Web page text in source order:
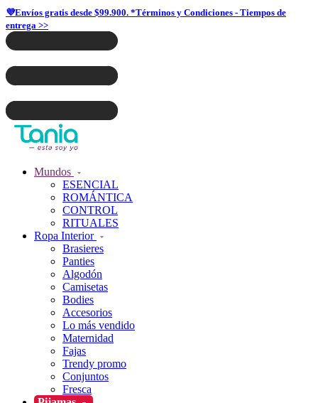
💜Envíos gratis desde $99.900. *Términos y Condiciones - Tiempos de
entrega >>
Mundos
ESENCIAL
ROMÁNTICA
CONTROL
RITUALES
Ropa Interior
Brasieres
Panties
Algodón
Camisetas
Bodies
Accesorios
Lo más vendido
Maternidad
Fajas
Trendy promo
Conjuntos
Fresca